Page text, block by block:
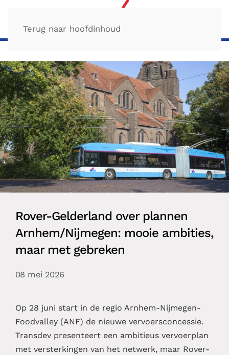
Terug naar hoofdinhoud
Rover-Gelderland over plannen
Arnhem/Nijmegen: mooie ambities,
maar met gebreken
08 mei 2026
Op 28 juni start in de regio Arnhem-Nijmegen-
Foodvalley (ANF) de nieuwe vervoersconcessie.
Transdev presenteert een ambitieus vervoerplan
met versterkingen van het netwerk, maar Rover-